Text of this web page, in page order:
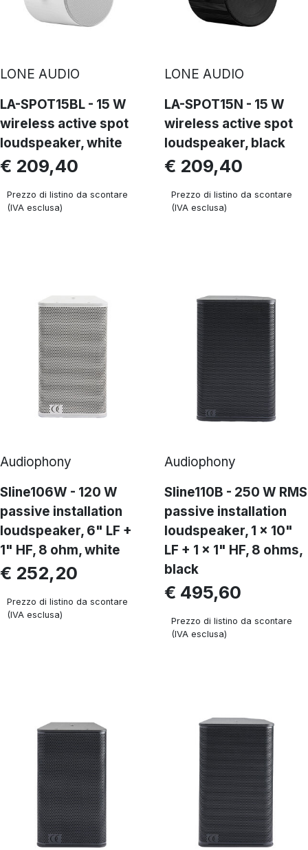
LONE AUDIO
LA-SPOT15BL - 15 W
wireless active spot
loudspeaker, white
€ 209,40
Prezzo di listino da scontare
(IVA esclusa)
LONE AUDIO
LA-SPOT15N - 15 W
wireless active spot
loudspeaker, black
€ 209,40
Prezzo di listino da scontare
(IVA esclusa)
Audiophony
Sline106W - 120 W
passive installation
loudspeaker, 6" LF +
1" HF, 8 ohm, white
€ 252,20
Prezzo di listino da scontare
(IVA esclusa)
Audiophony
Sline110B - 250 W RMS
passive installation
loudspeaker, 1 x 10"
LF + 1 x 1" HF, 8 ohms,
black
€ 495,60
Prezzo di listino da scontare
(IVA esclusa)